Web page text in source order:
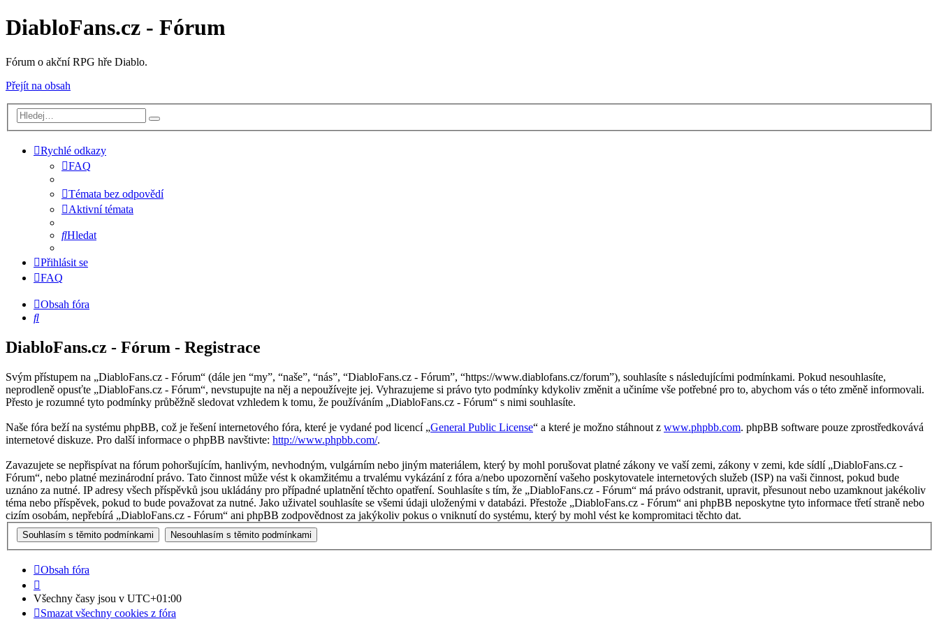
DiabloFans.cz - Fórum
Fórum o akční RPG hře Diablo.
Přejít na obsah
Rychlé odkazy
FAQ
Témata bez odpovědí
Aktivní témata
Hledat
Přihlásit se
FAQ
Obsah fóra
Hledat
DiabloFans.cz - Fórum - Registrace
Svým přístupem na „DiabloFans.cz - Fórum“ (dále jen “my”, “naše”, “nás”, “DiabloFans.cz - Fórum”, “https://www.diablofans.cz/forum”), souhlasíte s následujícími podmínkami. Pokud nesouhlasíte,
neprodleně opusťte „DiabloFans.cz - Fórum“, nevstupujte na něj a nepoužívejte jej. Vyhrazujeme si právo tyto podmínky kdykoliv změnit a učiníme vše potřebné pro to, abychom vás o této změně informovali.
Přesto je rozumné tyto podmínky průběžně sledovat vzhledem k tomu, že používáním „DiabloFans.cz - Fórum“ s nimi souhlasíte.
Naše fóra beží na systému phpBB, což je řešení internetového fóra, které je vydané pod licencí „General Public License“ a které je možno stáhnout z www.phpbb.com. phpBB software pouze zprostředkovává
internetové diskuze. Pro další informace o phpBB navštivte: http://www.phpbb.com/.
Zavazujete se nepřispívat na fórum pohoršujícím, hanlivým, nevhodným, vulgárním nebo jiným materiálem, který by mohl porušovat platné zákony ve vaší zemi, zákony v zemi, kde sídlí „DiabloFans.cz -
Fórum“, nebo platné mezinárodní právo. Tato činnost může vést k okamžitému a trvalému vykázání z fóra a/nebo upozornění vašeho poskytovatele internetových služeb (ISP) na vaši činnost, pokud bude
uznáno za nutné. IP adresy všech příspěvků jsou ukládány pro případné uplatnění těchto opatření. Souhlasíte s tím, že „DiabloFans.cz - Fórum“ má právo odstranit, upravit, přesunout nebo uzamknout jakékoliv
téma nebo příspěvek, pokud to bude považovat za nutné. Jako uživatel souhlasíte se všemi údaji uloženými v databázi. Přestože „DiabloFans.cz - Fórum“ ani phpBB neposkytne tyto informace třetí straně nebo
cizím osobám, nepřebírá „DiabloFans.cz - Fórum“ ani phpBB zodpovědnost za jakýkoliv pokus o vniknutí do systému, který by mohl vést ke kompromitaci těchto dat.
Obsah fóra
Všechny časy jsou v UTC+01:00
Smazat všechny cookies z fóra